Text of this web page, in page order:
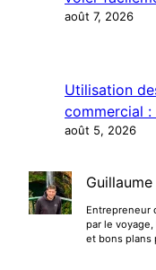
août 7, 2026
Utilisation
commercial :
août 5, 2026
Guillaume
Entrepreneur
par le
et bons plans